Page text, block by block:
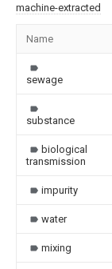
machine-extracted
Name
sewage
substance
biological
transmission
impurity
water
mixing